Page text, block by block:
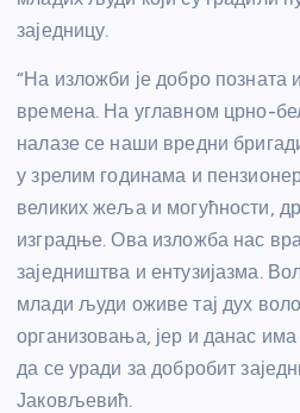
заједницу.
“На изложби је добро позната
времена. На углавном црно-
налазе се наши вредни
у зрелим годинама и
великих жеља и могућности,
изградње. Ова изложба нас
заједништва и ентузијазма.
млади људи оживе тај дух
организовања, јер и данас
да се уради за добробит
Јаковљевић.